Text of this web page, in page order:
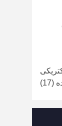
(17)